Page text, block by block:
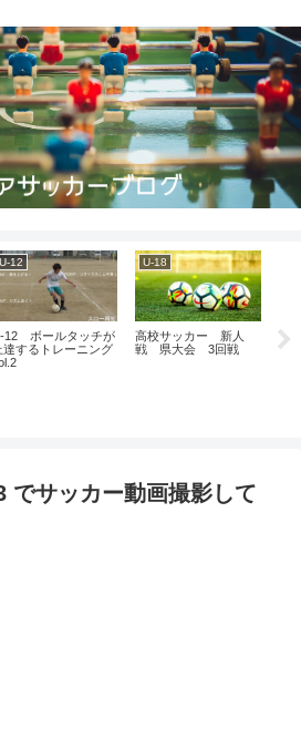
U-12
12 ボールタッチが
達するトレーニング
U-18
高校サッカー 新人
戦 県大会 3回戦
C
レ
サッカー動画撮影して